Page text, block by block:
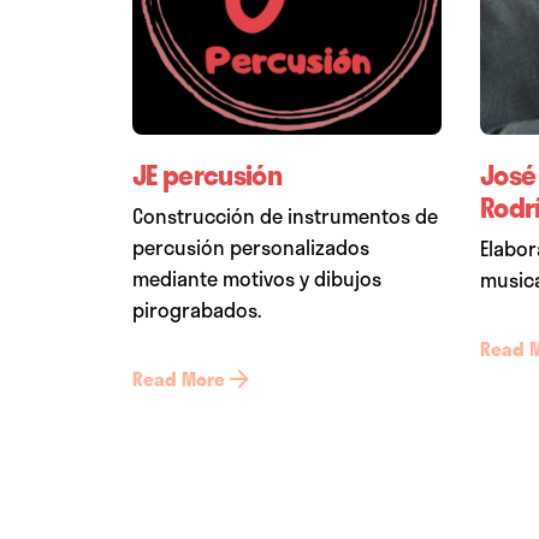
JE percusión
Construcción de instrumentos de
percusión personalizados
mediante motivos y dibujos
pirograbados.
Read More
Read